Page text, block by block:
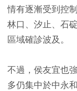
情有逐漸受到控
林口、汐止、石
區域確診波及。
不過，侯友宜也
多仍集中於中永